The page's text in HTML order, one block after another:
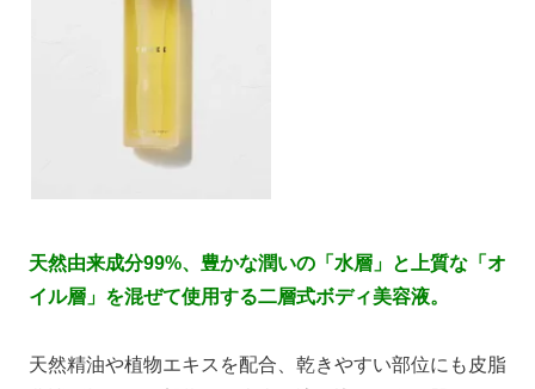
天然由来成分99%、豊かな潤いの「水層」と上質な「オ
イル層」を混ぜて使用する二層式ボディ美容液。
天然精油や植物エキスを配合、乾きやすい部位にも皮脂